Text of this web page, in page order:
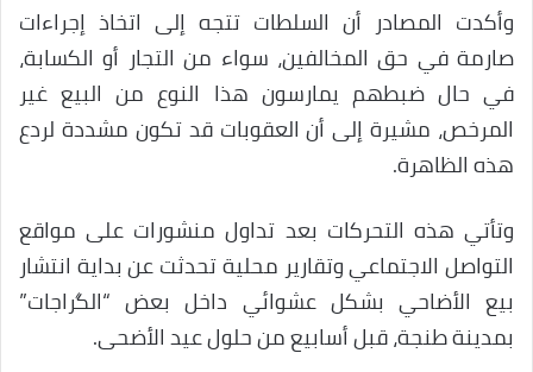
وأكدت المصادر أن السلطات تتجه إلى اتخاذ إجراءات
صارمة في حق المخالفين، سواء من التجار أو الكسابة،
في حال ضبطهم يمارسون هذا النوع من البيع غير
المرخص، مشيرة إلى أن العقوبات قد تكون مشددة لردع
هذه الظاهرة.
وتأتي هذه التحركات بعد تداول منشورات على مواقع
التواصل الاجتماعي وتقارير محلية تحدثت عن بداية انتشار
بيع الأضاحي بشكل عشوائي داخل بعض “الگراجات”
بمدينة طنجة، قبل أسابيع من حلول عيد الأضحى.